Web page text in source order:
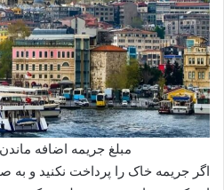
مبلغ جریمه اضافه ماندن
اگر جریمه خاک را پرداخت نکنید و به